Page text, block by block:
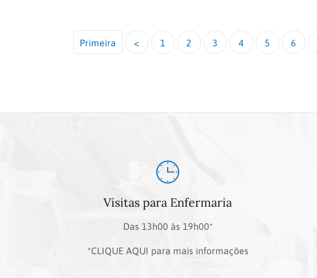
Primeira < 1 2 3 4 5 6
Visitas para Enfermaria
Das 13h00 às 19h00*
*CLIQUE AQUI para mais informações